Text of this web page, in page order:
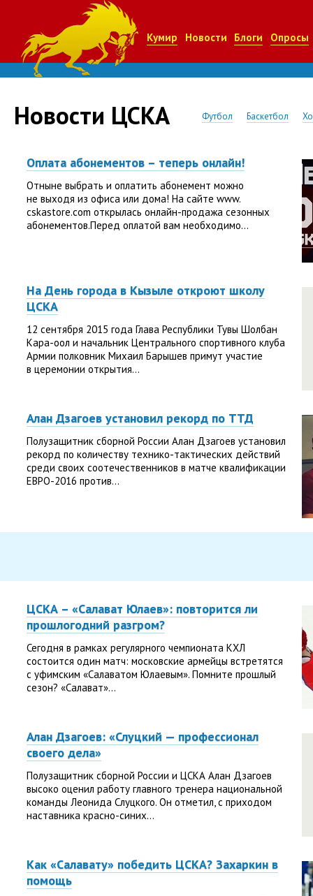
Кумир Новости Блоги Опросы
Новости ЦСКА Футбол Баскетбол
Оплата абонементов – теперь онлайн!
Отныне выбрать и оплатить абонемент можно
не выходя из офиса или дома! На сайте www.
cskastore.com открылась онлайн-продажа сезонных
абонементов.Перед оплатой вам необходимо...
На День города в Кызыле откроют школу
ЦСКА
12 сентября 2015 года Глава Республики Тувы Шолбан
Кара-оол и начальник Центрального спортивного клуба
Армии полковник Михаил Барышев примут участие
в церемонии открытия...
Алан Дзагоев установил рекорд по ТТД
Полузащитник сборной России Алан Дзагоев установил
рекорд по количеству технико-тактических действий
среди своих соотечественников в матче квалификации
ЕВРО-2016 против...
ЦСКА – «Салават Юлаев»: повторится ли
прошлогодний разгром?
Сегодня в рамках регулярного чемпионата КХЛ
состоится один матч: московские армейцы встретятся
с уфимским «Салаватом Юлаевым». Помните прошлый
сезон? «Салават»...
Алан Дзагоев: «Слуцкий — профессионал
своего дела»
Полузащитник сборной России и ЦСКА Алан Дзагоев
высоко оценил работу главного тренера национальной
команды Леонида Слуцкого. Он отметил, с приходом
наставника красно-синих...
Как «Салавату» победить ЦСКА? Захаркин в
помощь